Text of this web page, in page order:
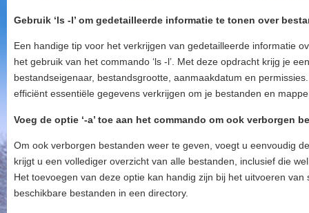
Gebruik ‘ls -l’ om gedetailleerde informatie te tonen over
Een handige tip voor het verkrijgen van gedetailleerde informatie
het gebruik van het commando ‘ls -l’. Met deze opdracht krijg je
bestandseigenaar, bestandsgrootte, aanmaakdatum en
efficiënt essentiële gegevens verkrijgen om je bestanden en
Voeg de optie ‘-a’ toe aan het commando om ook verborgen
Om ook verborgen bestanden weer te geven, voegt u eenvoudig
krijgt u een vollediger overzicht van alle bestanden, inclusief die
Het toevoegen van deze optie kan handig zijn bij het uitvoeren
beschikbare bestanden in een directory.